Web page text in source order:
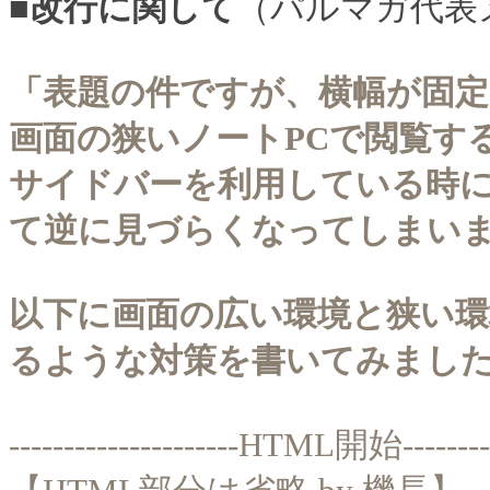
■改行に関して （パルマガ代
「表題の件ですが、横幅が固
画面の狭いノートPCで閲覧す
サイドバーを利用している時
て逆に見づらくなってしまい
以下に画面の広い環境と狭い
るような対策を書いてみまし
---------------------HTML開始